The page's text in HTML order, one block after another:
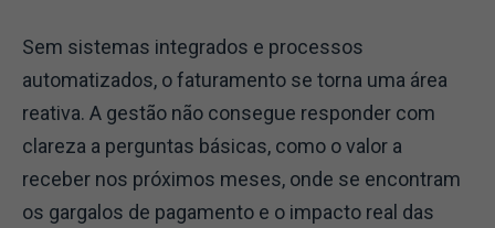
Sem sistemas integrados e processos
automatizados, o faturamento se torna uma área
reativa. A gestão não consegue responder com
clareza a perguntas básicas, como o valor a
receber nos próximos meses, onde se encontram
os gargalos de pagamento e o impacto real das